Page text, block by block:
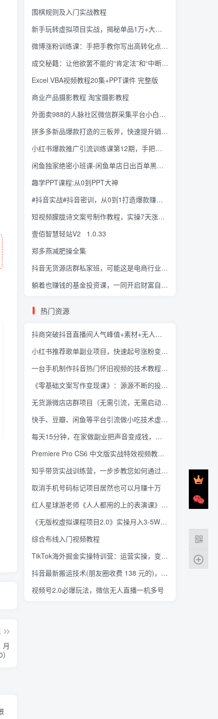
月
围棋规则及入门实战教程
新手玩转虚拟项目实战，揭秘单品1万+大类目操作模式【视频课程】
微博涨粉训练课：手把手教你写出高转化点赞的涨粉文章【无水印】
成交秘籍：让他欲罢不能的“肯定法”和“中断法”
Excel VBA视频教程20集+PPT课件 完整版
商业产品摄影教程 淘宝摄影教程
外面卖988的人脉社区微信群采集平台小白0基础开发教程【源码+教程+对接】
拼多多新品爆款打造的三板斧，快速提升销量+转化+点击率（视频课程）
小红书爆款推广引流训练课第12期，手把手带你玩转小红书
闲鱼独家绝密小班课-闲鱼单店日出百单黑搜爆破法
趣学PPT课程:从0到PPT大神
#抖音实战#抖音密训，从0到1打造爆款赚翻抖音号丨第五版
短视频朦胧诗文案号制作教程，实操7天涨粉20W+小白20分钟看完直接上手
壹佰智慧轻站V2 _1.0.33
郑多燕减肥操全集
抖音无货源店群私家班，可能这是电商行业最后一次的上车机会
躺着也赚钱的基金投资课，一同开启财富自由之旅（银行螺丝钉入门到精通）
热门资源
抖商突破抖音直播间人气峰值+素材+无人软件全套课程
小红书推荐歌单副业项目，快速起号涨粉变现，适合学生 宝妈 上班族
一台手机制作抖音热门怀旧视频的技术教程+上千素材
《零基础文案写作变现课》：源源不断的投稿渠道等着你！
无货源微店店群项目（无需引流，无需启动资金）
快手、豆瓣、闲鱼等平台引流做小吃技术虚拟项目变现（输入密码即可下载）
每天15分钟，在家做副业把声音变成钱，声音修炼变现资源月入过万！
Premiere Pro CS6 中文版实战特效视频教程(145课)
知乎带货实战训练营，一步步教您如何通过知乎带货，建立长期被动收入通道【登录网站即可下载】
取消手机号码标记项目居然也可以月赚十万
红人星球游老师《人人都用的上的表演课》进组必备表演课
《无版权虚拟课程项目2.0》实操月入3-5W！简单粗暴哦！
综合布线入门视频教程
TikTok海外掘金实操特训营：运营实操，变现赚钱【视频课程】
抖音最新搬运技术(朋友圈收费 138 元的)，纯搬运，不需要任何剪辑
视频号2.0必爆玩法，微信无人直播一机多号